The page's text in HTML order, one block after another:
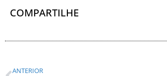
COMPARTILHE
ANTERIOR